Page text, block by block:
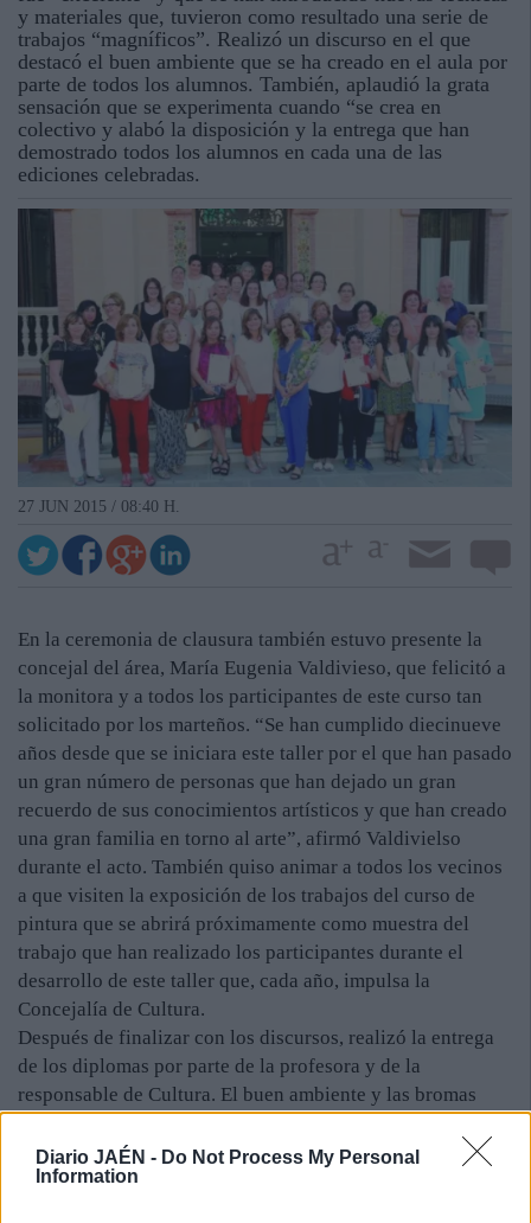
Diario JAÉN - Do Not Process My Personal
Information
y materiales que, tuvieron como resultado una serie de
trabajos “magníficos”. Realizó un discurso en el que
destacó el buen ambiente que se ha creado en el aula por
parte de todos los alumnos. También, aplaudió la grata
sensación que se experimenta cuando “se crea en
colectivo y alabó la disposición y la entrega que han
demostrado todos los alumnos en cada una de las
ediciones celebradas.
27 JUN 2015 / 08:40 H.
En la ceremonia de clausura también estuvo presente la
concejal del área, María Eugenia Valdivieso, que felicitó a
la monitora y a todos los participantes de este curso tan
solicitado por los marteños. “Se han cumplido diecinueve
años desde que se iniciara este taller por el que han pasado
un gran número de personas que han dejado un gran
recuerdo de sus conocimientos artísticos y que han creado
una gran familia en torno al arte”, afirmó Valdivielso
durante el acto. También quiso animar a todos los vecinos
a que visiten la exposición de los trabajos del curso de
pintura que se abrirá próximamente como muestra del
trabajo que han realizado los participantes durante el
desarrollo de este taller que, cada año, impulsa la
Concejalía de Cultura.
Después de finalizar con los discursos, realizó la entrega
de los diplomas por parte de la profesora y de la
responsable de Cultura. El buen ambiente y las bromas
durante la ceremonia de clausura, fruto de la excelente
relación que se ha creado a lo largo del curso. Los